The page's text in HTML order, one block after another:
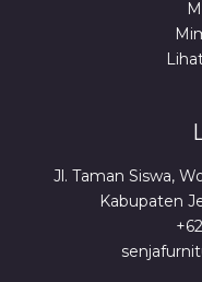
Jl. Taman Siswa,
Kabupaten